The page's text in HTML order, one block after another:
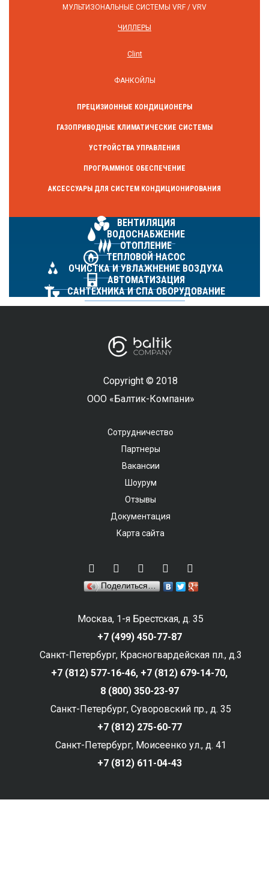
МУЛЬТИЗОНАЛЬНЫЕ СИСТЕМЫ VRF / VRV
ЧИЛЛЕРЫ
Clint
ФАНКОЙЛЫ
ПРЕЦИЗИОННЫЕ КОНДИЦИОНЕРЫ
ГАЗОПРИВОДНЫЕ КЛИМАТИЧЕСКИЕ СИСТЕМЫ
УСТРОЙСТВА УПРАВЛЕНИЯ
ПРОГРАММНОЕ ОБЕСПЕЧЕНИЕ
АКСЕССУАРЫ ДЛЯ СИСТЕМ КОНДИЦИОНИРОВАНИЯ
ВЕНТИЛЯЦИЯ
ВОДОСНАБЖЕНИЕ
ОТОПЛЕНИЕ
ТЕПЛОВОЙ НАСОС
ОЧИСТКА И УВЛАЖНЕНИЕ ВОЗДУХА
АВТОМАТИЗАЦИЯ
САНТЕХНИКА И СПА ОБОРУДОВАНИЕ
Copyright © 2018
ООО «Балтик-Компани»
Сотрудничество
Партнеры
Вакансии
Шоурум
Отзывы
Документация
Карта сайта
Поделиться…
Москва, 1-я Брестская, д. 35
+7 (499) 450-77-87
Санкт-Петербург, Красногвардейская пл., д.3
+7 (812) 577-16-46, +7 (812) 679-14-70,
8 (800) 350-23-97
Санкт-Петербург, Суворовский пр., д. 35
+7 (812) 275-60-77
Санкт-Петербург, Моисеенко ул., д. 41
+7 (812) 611-04-43